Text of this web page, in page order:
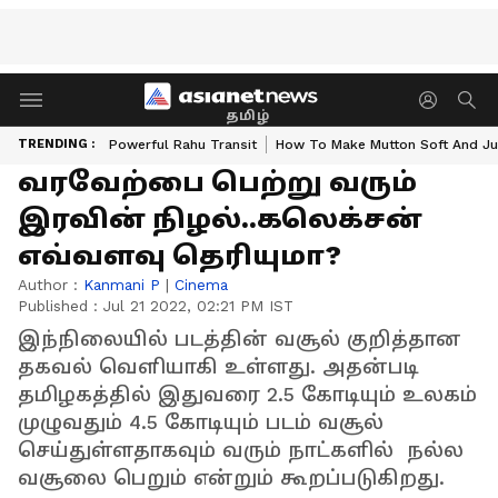
தமிழ்
TRENDING : Powerful Rahu Transit How To Make Mutton Soft And
வரவேற்பை பெற்று வரும்
இரவின் நிழல்..கலெக்சன்
எவ்வளவு தெரியுமா?
Author : Kanmani P | Cinema
Published : Jul 21 2022, 02:21 PM IST
இந்நிலையில் படத்தின் வசூல் குறித்தான
தகவல் வெளியாகி உள்ளது. அதன்படி
தமிழகத்தில் இதுவரை 2.5 கோடியும் உலகம்
முழுவதும் 4.5 கோடியும் படம் வசூல்
செய்துள்ளதாகவும் வரும் நாட்களில் நல்ல
வசூலை பெறும் என்றும் கூறப்படுகிறது.